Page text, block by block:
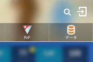
PvP データ